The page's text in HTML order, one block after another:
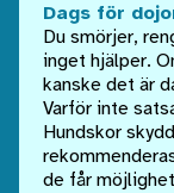
Dags för
Du smörjer,
inget hjälper.
kanske det är
Varför inte
Hundskor
de får